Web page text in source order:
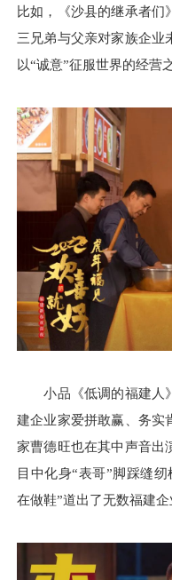
比如，《沙县的继承者们
三兄弟与父亲对家族企业
以“诚意”征服世界的经营
小品《低调的福建人
建企业家爱拼敢赢、务实
家曹德旺也在其中声音出
目中化身“表哥”脚踩缝
在做鞋”道出了无数福建企